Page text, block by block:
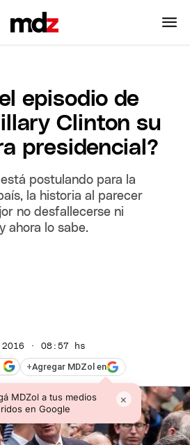
episodio de
Clinton su
presidencial?
postulando para la
la historia al parecer
no desfallecerse ni
ahora lo sabe.
· 08:57 hs
+Agregar MDZol en
MDZol a tus medios
en Google
×